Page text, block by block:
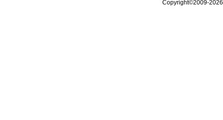
Copyright©2009-